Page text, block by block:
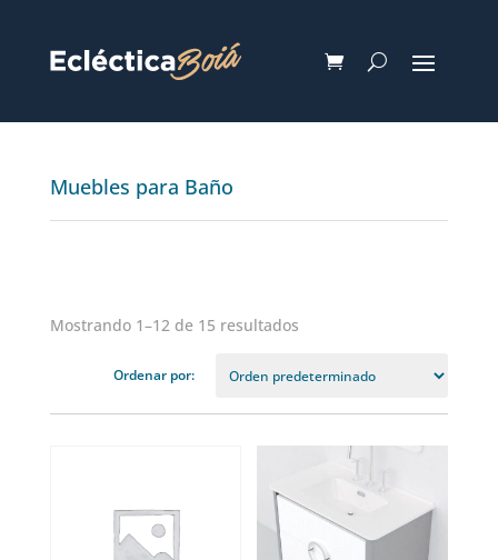
Muebles para Baño
Mostrando 1–12 de 15 resultados